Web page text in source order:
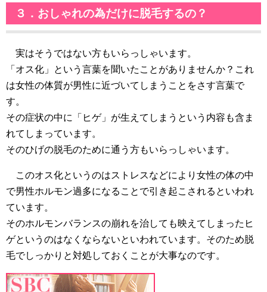
３．おしゃれの為だけに脱毛するの？
実はそうではない方もいらっしゃいます。
「オス化」という言葉を聞いたことがありませんか？これ
は女性の体質が男性に近づいてしまうことをさす言葉で
す。
その症状の中に「ヒゲ」が生えてしまうという内容も含ま
れてしまっています。
そのひげの脱毛のために通う方もいらっしゃいます。
このオス化というのはストレスなどにより女性の体の中
で男性ホルモン過多になることで引き起こされるといわれ
ています。
そのホルモンバランスの崩れを治しても映えてしまったヒ
ゲというのはなくならないといわれています。そのため脱
毛でしっかりと対処しておくことが大事なのです。